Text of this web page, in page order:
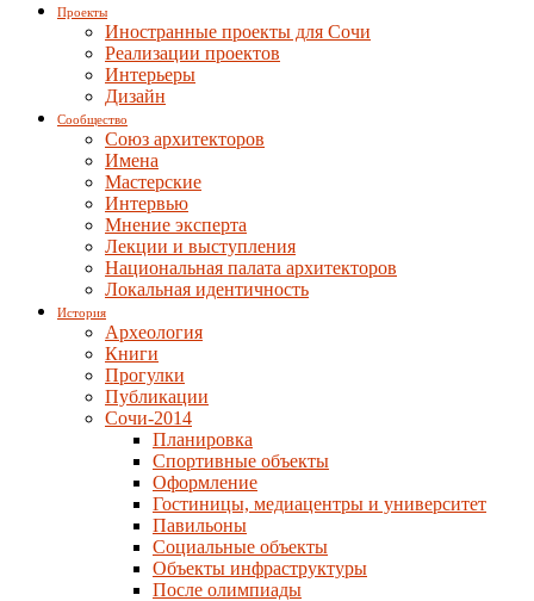
Проекты
Иностранные проекты для Сочи
Реализации проектов
Интерьеры
Дизайн
Сообщество
Союз архитекторов
Имена
Мастерские
Интервью
Мнение эксперта
Лекции и выступления
Национальная палата архитекторов
Локальная идентичность
История
Археология
Книги
Прогулки
Публикации
Сочи-2014
Планировка
Спортивные объекты
Оформление
Гостиницы, медиацентры и университет
Павильоны
Социальные объекты
Объекты инфраструктуры
После олимпиады